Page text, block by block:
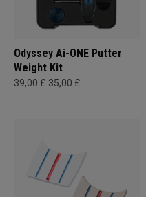
Odyssey Ai-ONE Putter
Weight Kit
39,00 £ 35,00 £